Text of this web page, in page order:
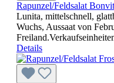
Rapunzel/Feldsalat
Lunita, mittelschnell,
Wuchs, Aussaat von
Details